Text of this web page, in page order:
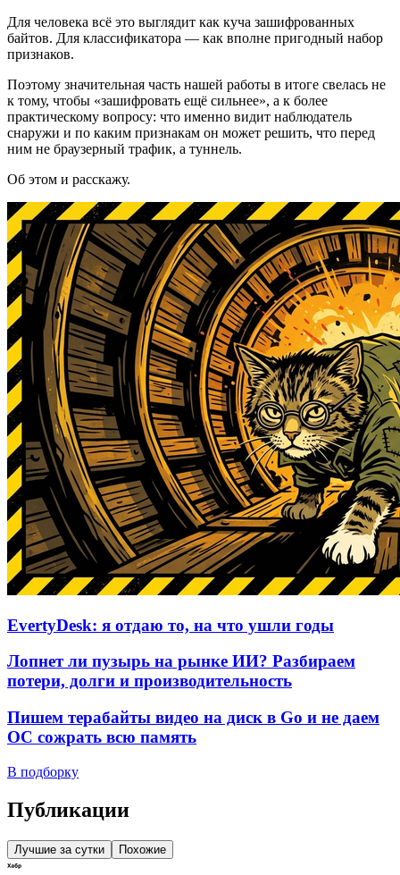
Для человека всё это выглядит как куча зашифрованных
байтов. Для классификатора — как вполне пригодный набор
признаков.
Поэтому значительная часть нашей работы в итоге свелась не
к тому, чтобы «зашифровать ещё сильнее», а к более
практическому вопросу: что именно видит наблюдатель
снаружи и по каким признакам он может решить, что перед
ним не браузерный трафик, а туннель.
Об этом и расскажу.
EvertyDesk: я отдаю то, на что ушли годы
Лопнет ли пузырь на рынке ИИ? Разбираем
потери, долги и производительность
Пишем терабайты видео на диск в Go и не даем
ОС сожрать всю память
В подборку
Публикации
Лучшие за сутки Похожие